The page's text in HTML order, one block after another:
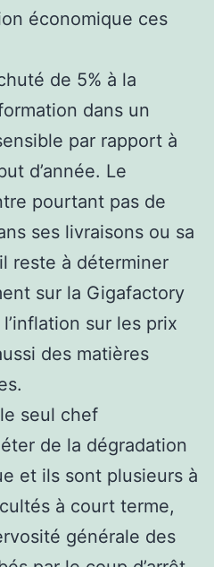
économique ces
de 5% à la
dans un
par rapport à
d’année. Le
pourtant pas de
ses livraisons ou sa
reste à déterminer
sur la Gigafactory
sur les prix
des matières
seul chef
de la dégradation
et ils sont plusieurs à
à court terme,
générale des